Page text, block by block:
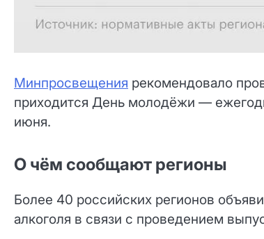
Минпросвещения рекомендовало
приходится День молодёжи —
июня.
О чём сообщают регионы
Более 40 российских регионов
алкоголя в связи с проведением